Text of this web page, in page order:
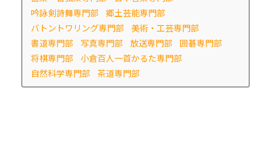
吟詠剣詩舞専門部
郷土芸能専門部
バトントワリング専門部
美術・工芸専門部
書道専門部
写真専門部 放送専門部
囲碁専門部
将棋専門部
小倉百人一首かるた専門部
自然科学専門部
茶道専門部